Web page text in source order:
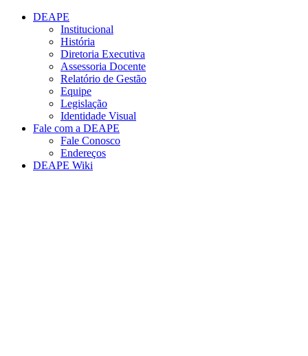
Conteúdo principal
DEAPE
Institucional
História
Diretoria Executiva
Assessoria Docente
Relatório de Gestão
Equipe
Legislação
Identidade Visual
Fale com a DEAPE
Fale Conosco
Endereços
DEAPE Wiki